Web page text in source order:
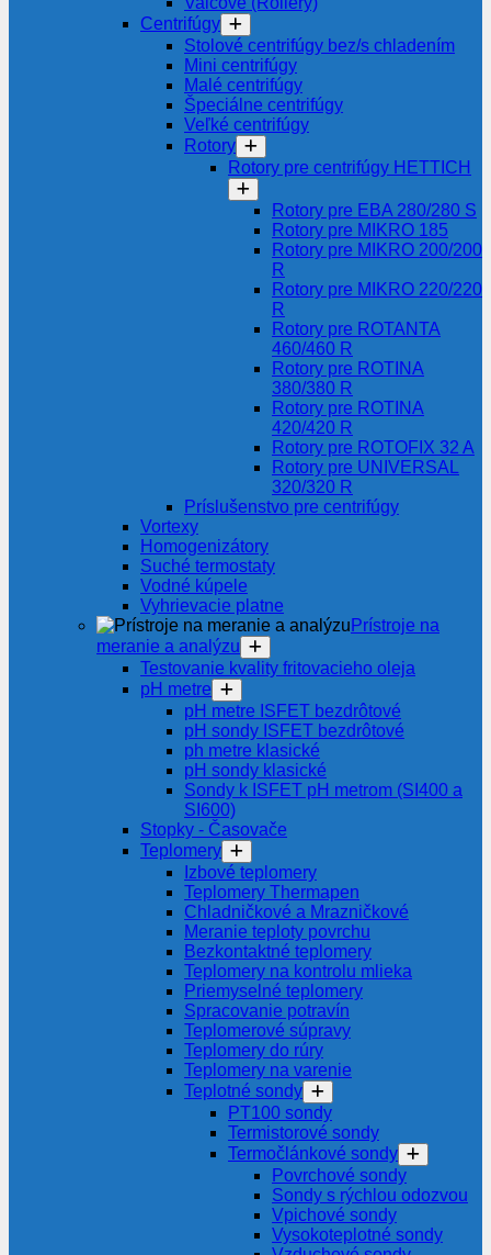
Centrifúgy
Stolové centrifúgy bez/s chladením
Mini centrifúgy
Malé centrifúgy
Špeciálne centrifúgy
Veľké centrifúgy
Rotory
Rotory pre centrifúgy HETTICH
Rotory pre EBA 280/280 S
Rotory pre MIKRO 185
Rotory pre MIKRO 200/200
R
Rotory pre MIKRO 220/220
R
Rotory pre ROTANTA
460/460 R
Rotory pre ROTINA
380/380 R
Rotory pre ROTINA
420/420 R
Rotory pre ROTOFIX 32 A
Rotory pre UNIVERSAL
320/320 R
Príslušenstvo pre centrifúgy
Vortexy
Homogenizátory
Suché termostaty
Vodné kúpele
Vyhrievacie platne
Prístroje na
meranie a analýzu
Testovanie kvality fritovacieho oleja
pH metre
pH metre ISFET bezdrôtové
pH sondy ISFET bezdrôtové
ph metre klasické
pH sondy klasické
Sondy k ISFET pH metrom (SI400 a
SI600)
Stopky - Časovače
Teplomery
Izbové teplomery
Teplomery Thermapen
Chladničkové a Mrazničkové
Meranie teploty povrchu
Bezkontaktné teplomery
Teplomery na kontrolu mlieka
Priemyselné teplomery
Spracovanie potravín
Teplomerové súpravy
Teplomery do rúry
Teplomery na varenie
Teplotné sondy
PT100 sondy
Termistorové sondy
Termočlánkové sondy
Povrchové sondy
Sondy s rýchlou odozvou
Vpichové sondy
Vysokoteplotné sondy